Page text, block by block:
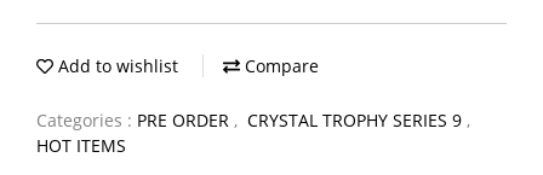
Add to wishlist Compare
Categories : PRE ORDER , CRYSTAL TROPHY SERIES 9 ,
HOT ITEMS